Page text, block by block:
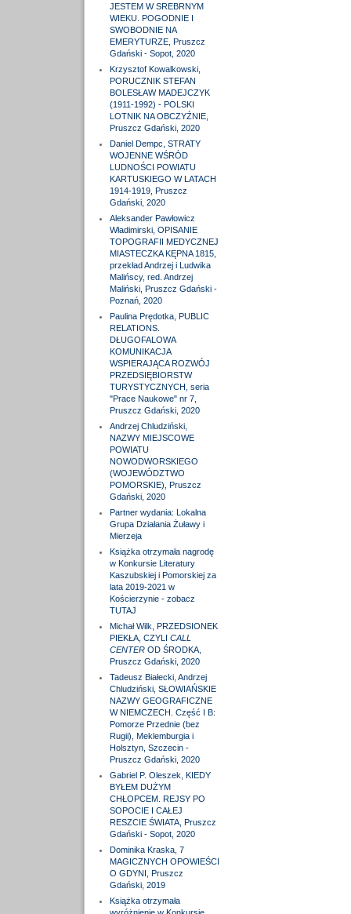
JESTEM W SREBRNYM
WIEKU. POGODNIE I
SWOBODNIE NA
EMERYTURZE, Pruszcz
Gdański - Sopot, 2020
Krzysztof Kowalkowski,
PORUCZNIK STEFAN
BOLESŁAW MADEJCZYK
(1911-1992) - POLSKI
LOTNIK NA OBCZYŹNIE,
Pruszcz Gdański, 2020
Daniel Dempc, STRATY
WOJENNE WŚRÓD
LUDNOŚCI POWIATU
KARTUSKIEGO W LATACH
1914-1919, Pruszcz
Gdański, 2020
Aleksander Pawłowicz
Władimirski, OPISANIE
TOPOGRAFII MEDYCZNEJ
MIASTECZKA KĘPNA 1815,
przekład Andrzej i Ludwika
Malińscy, red. Andrzej
Maliński, Pruszcz Gdański -
Poznań, 2020
Paulina Prędotka, PUBLIC
RELATIONS.
DŁUGOFALOWA
KOMUNIKACJA
WSPIERAJĄCA ROZWÓJ
PRZEDSIĘBIORSTW
TURYSTYCZNYCH, seria
"Prace Naukowe" nr 7,
Pruszcz Gdański, 2020
Andrzej Chludziński,
NAZWY MIEJSCOWE
POWIATU
NOWODWORSKIEGO
(WOJEWÓDZTWO
POMORSKIE), Pruszcz
Gdański, 2020
Partner wydania: Lokalna
Grupa Działania Żuławy i
Mierzeja
Książka otrzymała nagrodę
w Konkursie Literatury
Kaszubskiej i Pomorskiej za
lata 2019-2021 w
Kościerzynie - zobacz
TUTAJ
Michał Wilk, PRZEDSIONEK
PIEKŁA, CZYLI CALL
CENTEROD ŚRODKA,
Pruszcz Gdański, 2020
Tadeusz Białecki, Andrzej
Chludziński, SŁOWIAŃSKIE
NAZWY GEOGRAFICZNE
W NIEMCZECH. Część I B:
Pomorze Przednie (bez
Rugii), Meklemburgia i
Holsztyn, Szczecin -
Pruszcz Gdański, 2020
Gabriel P. Oleszek, KIEDY
BYŁEM DUŻYM
CHŁOPCEM. REJSY PO
SOPOCIE I CAŁEJ
RESZCIE ŚWIATA, Pruszcz
Gdański - Sopot, 2020
Dominika Kraska, 7
MAGICZNYCH OPOWIEŚCI
O GDYNI, Pruszcz
Gdański, 2019
Książka otrzymała